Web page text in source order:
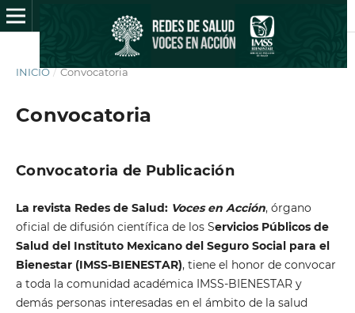
INICIO / Convocatoria
Convocatoria
Convocatoria de Publicación
La revista Redes de Salud: Voces en Acción, órgano
oficial de difusión científica de los Servicios Públicos de
Salud del Instituto Mexicano del Seguro Social para el
Bienestar (IMSS-BIENESTAR), tiene el honor de convocar
a toda la comunidad académica IMSS-BIENESTAR y
demás personas interesadas en el ámbito de la salud